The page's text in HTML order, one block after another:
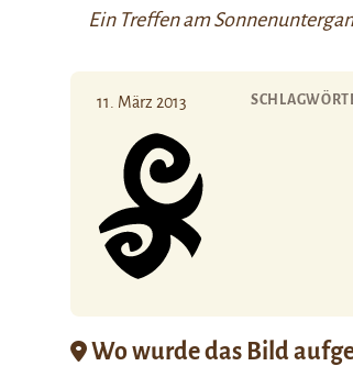
Ein Treffen am
11. März 2013
Wo wurde das Bild